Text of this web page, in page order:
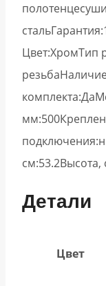
Цвет:ХромТип
см:53.2Высота,
Детали
Цвет